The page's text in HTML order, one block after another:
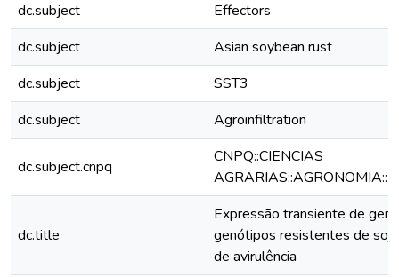
dc.subject
Effectors
dc.subject
Asian soybean rust
dc.subject
SST3
dc.subject
Agroinfiltration
dc.subject.cnpq
CNPQ::CIENCIAS
dc.title
Expressão transiente de
genótipos resistentes de
de avirulência